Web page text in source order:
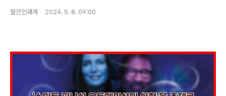
월간인쇄계 2024. 5. 8. 09:00